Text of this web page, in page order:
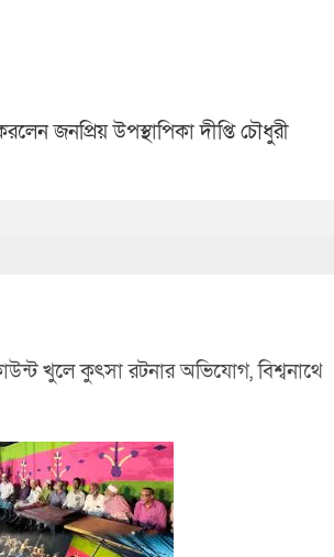
জনপ্রিয় উপস্থাপিকা দীপ্তি চৌধুরী
খুলে কুৎসা রটনার অভিযোগ, বিশ্বনাথে